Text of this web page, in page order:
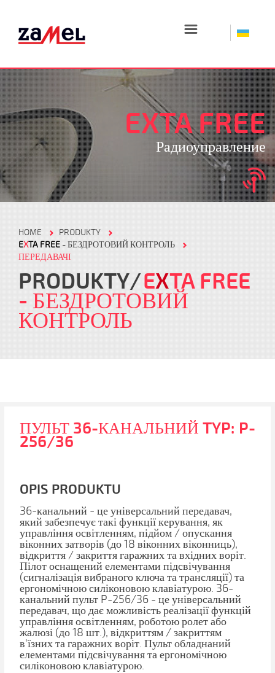
☰
EXTA FREE
Радиоуправление
HOME
PRODUKTY
EXTA FREE - БЕЗДРОТОВИЙ КОНТРОЛЬ
ПЕРЕДАВАЧІ
PRODUKTY EXTA FREE
- БЕЗДРОТОВИЙ
КОНТРОЛЬ
ПУЛЬТ 36-КАНАЛЬНИЙ TYP: P-
256/36
OPIS PRODUKTU
36-канальний - це універсальний передавач,
який забезпечує такі функції керування, як
управління освітленням, підйом / опускання
віконних затворів (до 18 віконних віконниць),
відкриття / закриття гаражних та вхідних воріт.
Пілот оснащений елементами підсвічування
(сигналізація вибраного ключа та трансляції) та
ергономічною силіконовою клавіатурою. 36-
канальний пульт P-256/36 - це універсальний
передавач, що дає можливість реалізації функцій
управління освітленням, роботою ролет або
жалюзі (до 18 шт.), відкриттям / закриттям
в'їзних та гаражних воріт. Пульт обладнаний
елементами підсвічування та ергономічною
силіконовою клавіатурою.